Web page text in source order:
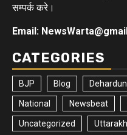
सम्पर्क करे।
Email:
CATEGORIES
BJP Blog Dehardun
National Newsbeat
Uncategorized